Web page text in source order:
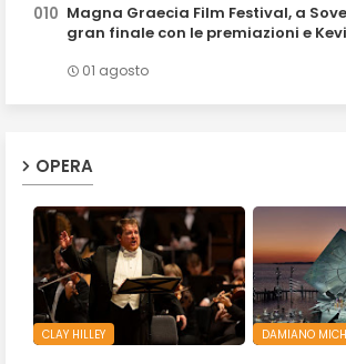
Magna Graecia Film Festival, a
gran finale con le premiazioni e
01 agosto
OPERA
CLAY HILLEY DAMIANO